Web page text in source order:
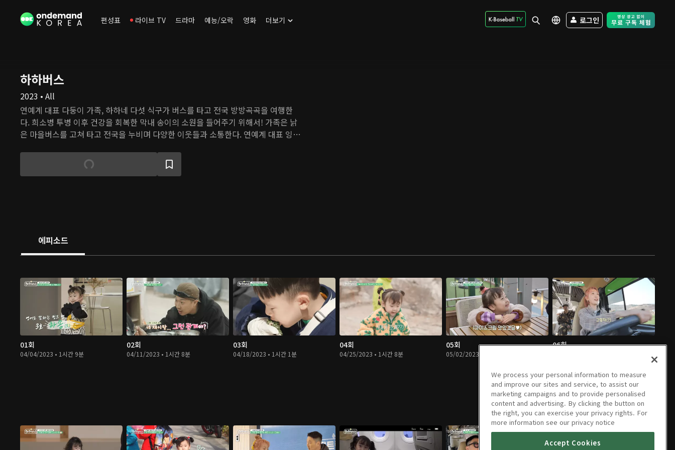
편성표 라이브 TV 드라마 예능/오락 영화 더보기 로그인 Free Trial -
하하버스
2023 • All
연예계 대표 다둥이 가족, 하하네 다섯 식구가 버스를 타고 전국 방방곡곡을 여행한
다. 희소병 투병 이후 건강을 회복한 막내 송이의 소원을 들어주기 위해서! 가족은 낡
은 마을버스를 고쳐 타고 전국을 누비며 다양한 이웃들과 소통한다. 연예계 대표 잉꼬
에피소드
01회
04/04/2023 • 1시간 9분
02회
04/11/2023 • 1시간 8분
03회
04/18/2023 • 1시간 1분
04회
04/25/2023 • 1시간 8분
05회
05/02/2023 • 1시간 1분
06회
We process your personal information to measure
and improve our sites and service, to assist our
marketing campaigns and to provide personalised
content and advertising. By clicking the button on
the right, you can exercise your privacy rights. For
more information see our privacy notice
Accept Cookies